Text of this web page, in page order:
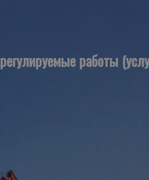
работы